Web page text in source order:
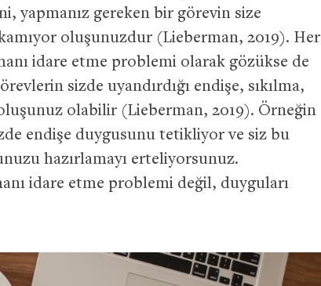
yapmanız gereken bir görevin size
oluşunuzdur (Lieberman, 2019). Her
idare etme problemi olarak gözükse de
sizde uyandırdığı endişe, sıkılma,
olabilir (Lieberman, 2019). Örneğin
endişe duygusunu tetikliyor ve siz bu
hazırlamayı erteliyorsunuz.
idare etme problemi değil, duyguları